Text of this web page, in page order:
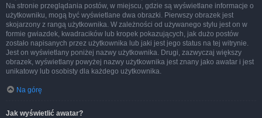
Na stronie przeglądania postów, w miejscu, gdzie są wyświetlane informacje o
użytkowniku, mogą być wyświetlane dwa obrazki. Pierwszy obrazek jest
skojarzony z rangą użytkownika. W zależności od używanego stylu jest on w
formie gwiazdek, kwadracików lub kropek pokazujących, jak dużo postów
zostało napisanych przez użytkownika lub jaki jest jego status na tej witrynie.
Jest on wyświetlany poniżej nazwy użytkownika. Drugi, zazwyczaj większy
obrazek, wyświetlany powyżej nazwy użytkownika jest znany jako awatar i jest
unikatowy lub osobisty dla każdego użytkownika.
Na górę
Jak wyświetlić awatar?